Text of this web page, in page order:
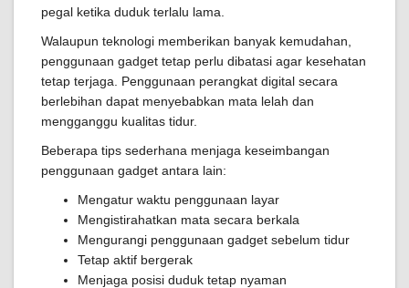
pegal ketika duduk terlalu lama.
Walaupun teknologi memberikan banyak kemudahan,
penggunaan gadget tetap perlu dibatasi agar kesehatan
tetap terjaga. Penggunaan perangkat digital secara
berlebihan dapat menyebabkan mata lelah dan
mengganggu kualitas tidur.
Beberapa tips sederhana menjaga keseimbangan
penggunaan gadget antara lain:
Mengatur waktu penggunaan layar
Mengistirahatkan mata secara berkala
Mengurangi penggunaan gadget sebelum tidur
Tetap aktif bergerak
Menjaga posisi duduk tetap nyaman